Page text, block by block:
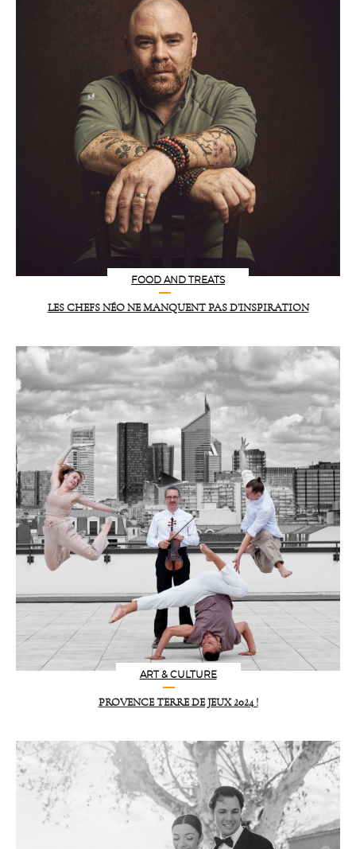
FOOD AND TREATS
LES CHEFS NÉO NE MANQUENT PAS D’INSPIRATION
ART & CULTURE
PROVENCE TERRE DE JEUX 2024 !